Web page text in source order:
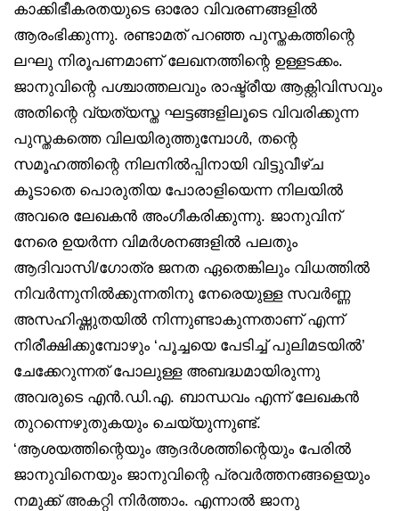
കാക്കിഭീകരതയുടെ ഓരോ വിവരണങ്ങളില്‍
ആരംഭിക്കുന്നു. രണ്ടാമത് പറഞ്ഞ പുസ്തകത്തിന്റെ
ലഘു നിരൂപണമാണ് ലേഖനത്തിന്റെ ഉള്ളടക്കം.
ജാനുവിന്റെ പശ്ചാത്തലവും രാഷ്ട്രീയ ആക്റ്റിവിസവും
അതിന്റെ വ്യത്യസ്ത ഘട്ടങ്ങളിലൂടെ വിവരിക്കുന്ന
പുസ്തകത്തെ വിലയിരുത്തുമ്പോള്‍, തന്റെ
സമൂഹത്തിന്റെ നിലനില്‍പ്പിനായി വിട്ടുവീഴ്ച
കൂടാതെ പൊരുതിയ പോരാളിയെന്ന നിലയില്‍
അവരെ ലേഖകന്‍ അംഗീകരിക്കുന്നു. ജാനുവിന്
നേരെ ഉയര്‍ന്ന വിമര്‍ശനങ്ങളില്‍ പലതും
ആദിവാസി/ഗോത്ര ജനത ഏതെങ്കിലും വിധത്തില്‍
നിവര്‍ന്നുനില്‍ക്കുന്നതിനു നേരെയുള്ള സവര്‍ണ്ണ
അസഹിഷ്ണുതയില്‍ നിന്നുണ്ടാകുന്നതാണ് എന്ന്
നിരീക്ഷിക്കുമ്പോഴും ‘പൂച്ചയെ പേടിച്ച് പുലിമടയില്‍’
ചേക്കേറുന്നത് പോലുള്ള അബദ്ധമായിരുന്നു
അവരുടെ എന്‍.ഡി.എ. ബാന്ധവം എന്ന് ലേഖകന്‍
തുറന്നെഴുതുകയും ചെയ്യുന്നുണ്ട്.
‘ആശയത്തിന്റെയും ആദര്‍ശത്തിന്റെയും പേരില്‍
ജാനുവിനെയും ജാനുവിന്റെ പ്രവര്‍ത്തനങ്ങളെയും
നമുക്ക് അകറ്റി നിര്‍ത്താം. എന്നാല്‍ ജാനു